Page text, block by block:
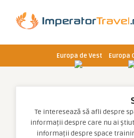
Europa de Vest Europa
Te interesează să afli despre
informații despre care nu ai
informații despre space